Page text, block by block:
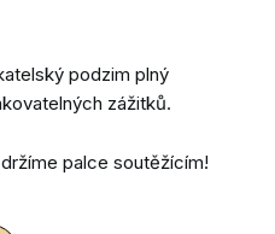
podzim plný
zážitků.
palce soutěžícím!